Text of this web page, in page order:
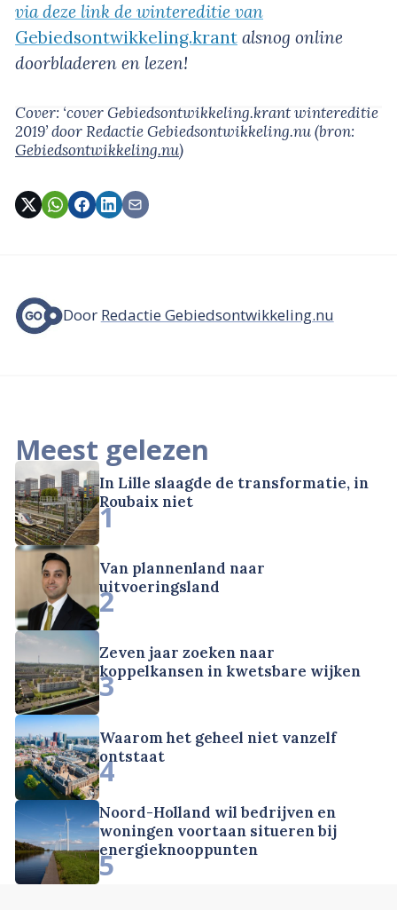
via deze link de wintereditie van
Gebiedsontwikkeling.krant alsnog online
doorbladeren en lezen!
Cover: ‘cover Gebiedsontwikkeling.krant wintereditie
2019’door Redactie Gebiedsontwikkeling.nu(bron:
Gebiedsontwikkeling.nu)
Door Redactie Gebiedsontwikkeling.nu
Meest gelezen
In Lille slaagde de transformatie, in
Roubaix niet
1
Van plannenland naar
uitvoeringsland
2
Zeven jaar zoeken naar
koppelkansen in kwetsbare wijken
3
Waarom het geheel niet vanzelf
ontstaat
4
Noord-Holland wil bedrijven en
woningen voortaan situeren bij
energieknooppunten
5